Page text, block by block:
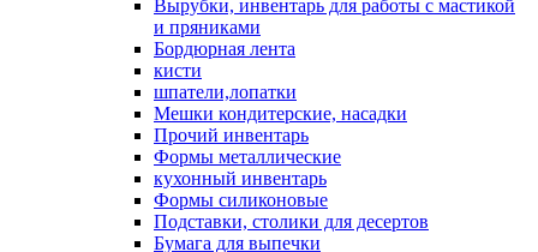
Вырубки, инвентарь для работы с мастикой
и пряниками
Бордюрная лента
кисти
шпатели,лопатки
Мешки кондитерские, насадки
Прочий инвентарь
Формы металлические
кухонный инвентарь
Формы силиконовые
Подставки, столики для десертов
Бумага для выпечки